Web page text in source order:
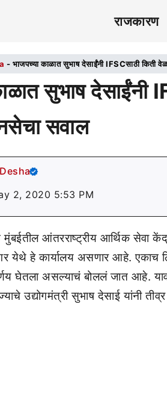
राजकारण
- भाजपच्या काळात सुभाष देसाईंंनी IFSCसाठी किती
सुभाष देसाईंंनी
सवाल
2, 2020 5:53 PM
आंतरराष्ट्रीय आर्थिक सेवा
येथे हे कार्यालय असणार आहे. एकाच
घेतला असल्याचं बोललं जात आहे.
उद्योगमंत्री सुभाष देसाई यांनी